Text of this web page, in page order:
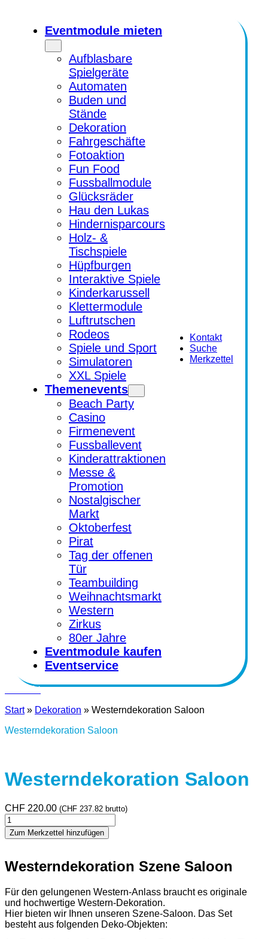
Eventmodule mieten
Aufblasbare
Spielgeräte
Automaten
Buden und
Stände
Dekoration
Fahrgeschäfte
Fotoaktion
Fun Food
Fussballmodule
Glücksräder
Hau den Lukas
Hindernisparcours
Holz- &
Tischspiele
Hüpfburgen
Interaktive Spiele
Kinderkarussell
Klettermodule
Luftrutschen
Rodeos
Spiele und Sport
Simulatoren
XXL Spiele
Themenevents
Beach Party
Casino
Firmenevent
Fussballevent
Kinderattraktionen
Messe &
Promotion
Nostalgischer
Markt
Oktoberfest
Pirat
Tag der offenen
Tür
Teambuilding
Weihnachtsmarkt
Western
Zirkus
80er Jahre
Eventmodule kaufen
Eventservice
Kontakt
Suche
Merkzettel
Kontakt
Start» Dekoration » Westerndekoration Saloon
Westerndekoration Saloon
Westerndekoration Saloon
CHF 220.00 (CHF 237.82 brutto)
Westerndekoration
Saloon
Menge
Zum Merkzettel hinzufügen
Westerndekoration Szene Saloon
Für den gelungenen Western-Anlass braucht es originale
und hochwertige Western-Dekoration.
Hier bieten wir Ihnen unseren Szene-Saloon. Das Set
besteht aus folgenden Deko-Objekten: